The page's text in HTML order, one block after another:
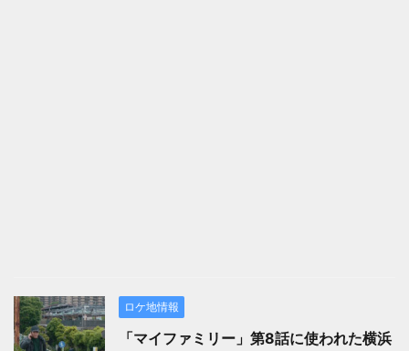
ロケ地情報
「マイファミリー」第8話に使われた横浜